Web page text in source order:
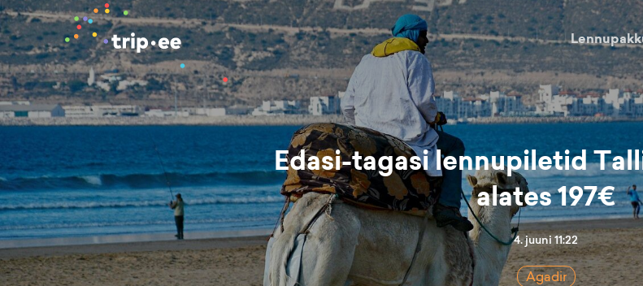
Edasi-tagasi lennupiletid
alates 197€
4. juuni 11:22
Agadir